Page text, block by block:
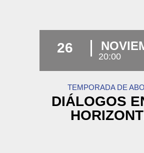
26
20:00
TEMPORADA DE
DIÁLOGOS